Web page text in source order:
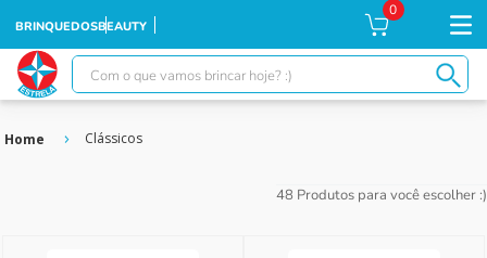
BRINQUEDOSBEAUTY
0
Com o que vamos brincar hoje? :)
Clássicos
48 Produtos
moranguinho